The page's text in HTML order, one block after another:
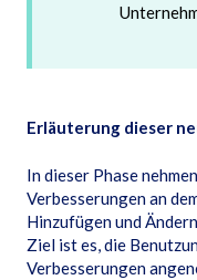
Erläuterung dieser
In dieser Phase
Verbesserungen an
Hinzufügen und
Ziel ist es, die
Verbesserungen